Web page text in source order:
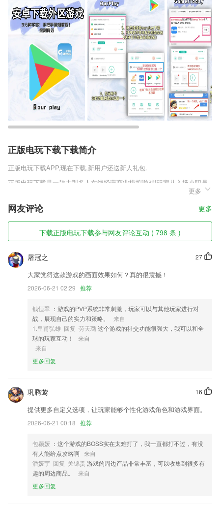
正版电玩下载下载简介
正版电玩下载APP,现在下载,新用户还送新人礼包.
正版电玩下载是一款大型多人在线经营商业模拟游戏!玩家从入场小职员
逐渐蜕变，在游戏当中可以让玩家感受到脚踏实地平步青云的真实职场感
觉，更有万人同时在线让你感受实时的商业碰撞，体验真正的商业竞争感
觉!在职场过关斩将，成为BOSS，并且在商场驰骋风云的剧情!职场手游
典范，打造属于你的新商业时代，在游戏当中玩家将会扮演一个刚刚毕业
的大学生在职场上打拼，慢慢升职加薪当上霸道总裁，坐拥各种美女的青
睐，更有超多的剧情任务等你体验!
正版电玩下载软件特色
1,内置强大的搜索引擎，同时支持文字、拼音搜索。
2,1优化数据更新问题。
4,【在线课堂】
5,海量搜索片库
6,高清录音：随心所欲，各类音频，随意录取；
正版电玩下载软件优势
2.：初级300+、中级近400词语搭配专栏，2265初级近20,000、中级近4
0,000项搭配信息，助力遣词造句
3.高清的全彩电子课本：可点读，每页都配有高清的真人朗读。
勤统计及明细
5.解决各种上岗问题，助力每个员工能够顺利的入职
6.支撑使命式的必需课程使命、岗位包式的学习地图以及选修式公开课三
种学习模式
更多
网友评论 更多
下载正版电玩下载参与网友评论互动 ( 798 条 )
27
屠冠之
大家觉得这款游戏的画面效果如何？真的很震撼！
2026-06-21 02:29 推荐
钱恒翠 ：游戏的PVP系统非常刺激，玩家可以与其他玩家进行对
战，展现自己的实力和策略。
来自
1.皇甫弘雄 回复 劳天璐 这个游戏的社交功能很强大，我可以和全
球的玩家互动！
来自
来自
更多回复
16
巩腾莺
提供更多自定义选项，让玩家能够个性化游戏角色和游戏界面。
2026-06-21 00:18 推荐
包颖媛 ：这个游戏的BOSS实在太难打了，我一直都打不过，有没
有人能给点攻略啊 来自
潘媛宇 回复 关锦贵游戏的周边产品非常丰富，可以收集到很多有
趣的周边商品。
来自
更多回复